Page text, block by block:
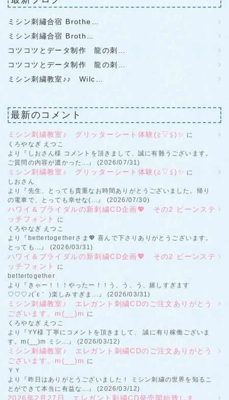
ミシン刺繡合宿 Brothe…
ミシン刺繡合宿 Broth…
コツコツとデータ制作 龍の刺…
コツコツとデータ制作 龍の刺…
ミシン刺繍教室♪♪ Wilc…
最新のコメント
ミシン刺繍教室♪ グリッターシート体験(≧▽≦)✨ に
くろやなぎ えつこ
より『しおさん様 コメントを頂きまして、誠に有難うございます。
ご質問の内容が濃かった...』 (2026/07/31)
ミシン刺繍教室♪ グリッターシート体験(≧▽≦)✨ に
しおさん
より『先生、とっても貴重なお時間ありがとうございました。帰り
の電車で、とっても幸せな(...』 (2026/07/30)
ハワイ＆ブライダルの新刺繍CD企画💖 その2 ビーンステ
ッチフォント
に
くろやなぎ えつこ
より『bettertogetherさま💖 喜んで下さりありがとうございます。
とっても...』 (2026/03/31)
ハワイ＆ブライダルの新刺繍CD企画💖 その2 ビーンステ
ッチフォント
に
bettertogether
より『きゃー！！！やったー！！う、う、う、嬉しすぎます
♡♡♡♪(´ε｀ )楽しみすぎま...』 (2026/03/31)
ミシン刺繍教室♪ エレガント刺繍CDのご注文ありがとう
ございます。m(__)m に
くろやなぎ えつこ
より『YY様 丁寧にコメントを頂きまして、 誠に有り稼働ございま
す。m(__)m ミシ...』 (2026/03/12)
ミシン刺繍教室♪ エレガント刺繍CDのご注文ありがとう
ございます。m(__)m に
ＹＹ
より『昨日はありがとうございました！ ミシン刺繍の世界を知るこ
とができて本当に有益な...』 (2026/03/12)
2026年2月27日 エレガント刺繍CD発売開始致しま